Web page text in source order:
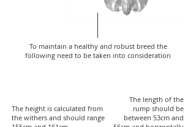
To maintain a healthy and robust breed the
following need to be taken into consideration
The height is calculated from
the withers and should range
The length of the
rump should be
between 53cm and